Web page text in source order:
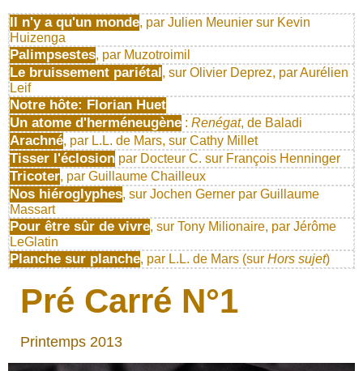
Il n'y a qu'un monde, par Julien Meunier sur Kevin
Huizenga
Palimpsestes, par Muzotroimil
Le bruissement pariétal, sur Olivier Deprez, par Aurélien
Leif
Notre hôte: Florian Huet
Un atome d'herméneugène : Renégat, de Baladi
Arachné, par L.L. de Mars, sur Cathy Millet
Tisser l'éclosion par Docteur C. sur François Henninger
Tricoter, par Guillaume Chailleux
Nos hiéroglyphes, sur Jochen Gerner par Guillaume
Massart
Pour être sûr de vivre, sur Tony Milionaire, par Jérôme
LeGlatin
Planche sur planche, par L.L. de Mars (sur Hors sujet)
Pré Carré N°1
Printemps 2013